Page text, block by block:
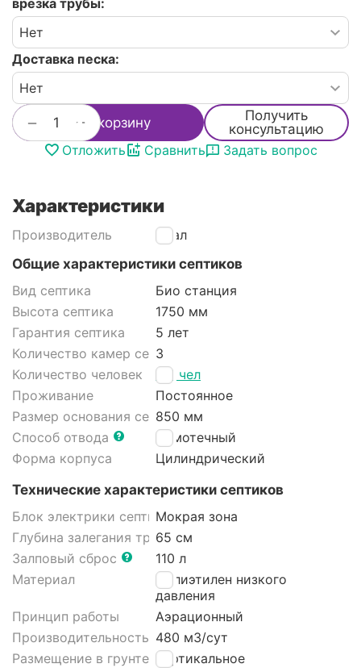
врезка трубы:
Доставка песка:
+
− В корзину
Получить
консультацию
Отложить
Сравнить Задать вопрос
Характеристики
Производитель
Итал
Общие характеристики септиков
Вид септика
Био станция
Высота септика
1750 мм
Гарантия септика
5 лет
Количество камер септика
3
Количество человек
1-3 чел
Проживание
Постоянное
Размер основания септика
850 мм
Способ отвода
Самотечный
Форма корпуса
Цилиндрический
Технические характеристики септиков
Блок электрики септикаМокрая зона
Глубина залегания трубы65 см
Залповый сброс
110 л
Материал
Полиэтилен низкого
давления
Принцип работы
Аэрационный
Производительность 480 м3/cут
Размещение в грунте септика
Вертикальное